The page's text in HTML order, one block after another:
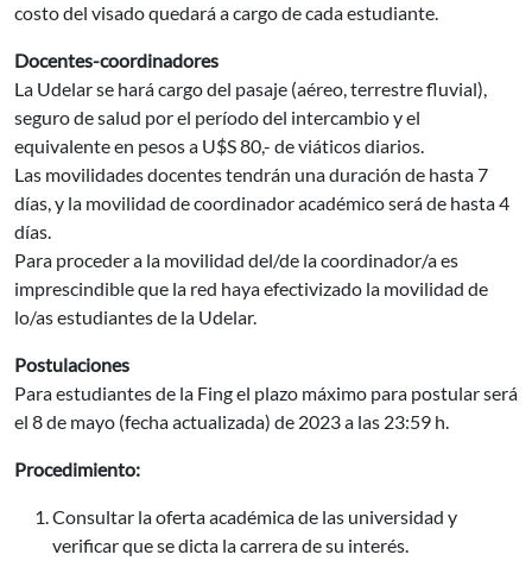
costo del visado quedará a cargo de cada estudiante.
Docentes-coordinadores
La Udelar se hará cargo del pasaje (aéreo, terrestre fluvial),
seguro de salud por el período del intercambio y el
equivalente en pesos a U$S 80,- de viáticos diarios.
Las movilidades docentes tendrán una duración de hasta 7
días, y la movilidad de coordinador académico será de hasta 4
días.
Para proceder a la movilidad del/de la coordinador/a es
imprescindible que la red haya efectivizado la movilidad de
lo/as estudiantes de la Udelar.
Postulaciones
Para estudiantes de la Fing el plazo máximo para postular será
el 8 de mayo (fecha actualizada) de 2023 a las 23:59 h.
Procedimiento:
Consultar la oferta académica de las universidad y
verificar que se dicta la carrera de su interés.